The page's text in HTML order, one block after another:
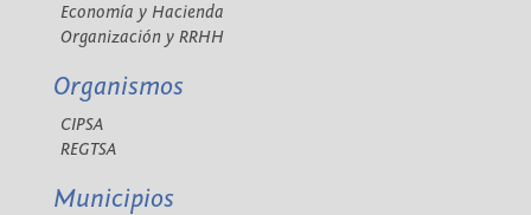
Economía y Hacienda
Organización y RRHH
Organismos
CIPSA
REGTSA
Municipios